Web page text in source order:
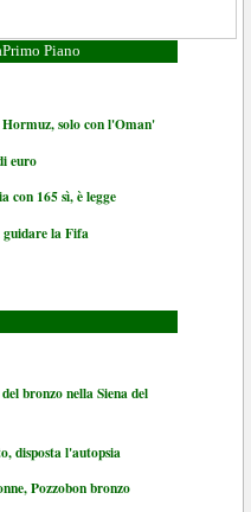
Primo Piano
solo con l'Oman'
euro
con 165 sì, è legge
guidare la Fifa
bronzo nella Siena del
disposta l'autopsia
Pozzobon bronzo